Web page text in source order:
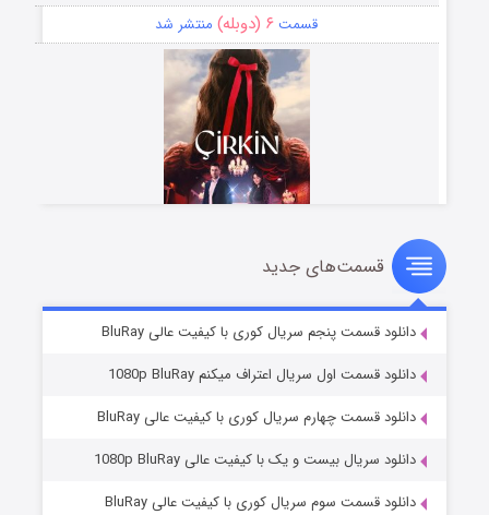
قسمت ۶ (دوبله) منتشر شد
سریال زشت
قسمت۵ (زیرنویس) منتشر شد
قسمت‌های جدید
دانلود قسمت پنجم سریال کوری با کیفیت عالی BluRay
دانلود قسمت اول سریال اعتراف میکنم 1080p BluRay
دانلود قسمت چهارم سریال کوری با کیفیت عالی BluRay
دانلود سریال بیست و یک با کیفیت عالی 1080p BluRay
دانلود قسمت سوم سریال کوری با کیفیت عالی BluRay